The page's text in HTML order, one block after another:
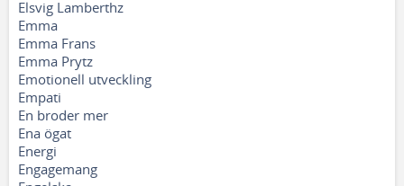
Elsvig Lamberthz
Emma
Emma Frans
Emma Prytz
Emotionell utveckling
Empati
En broder mer
Ena ögat
Energi
Engagemang